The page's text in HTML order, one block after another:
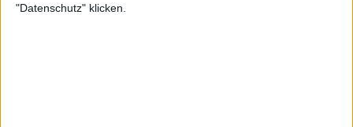
"Datenschutz" klicken.